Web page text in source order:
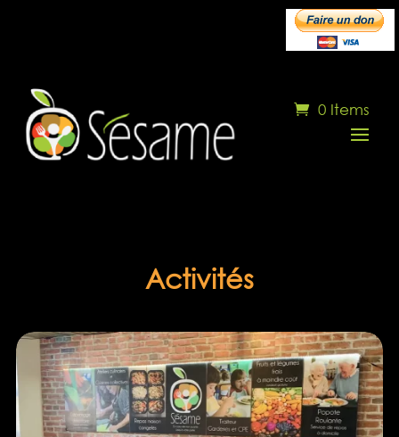
0 Items
Activités